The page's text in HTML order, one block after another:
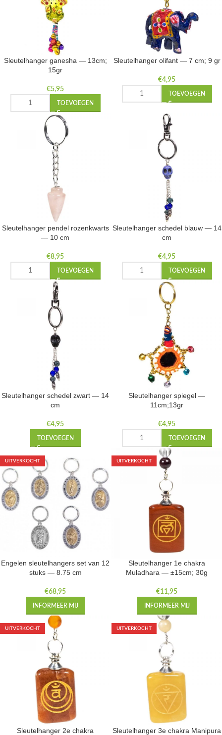
Sleutelhanger ganesha — 13cm;
15gr
€5,95
TOEVOEGEN
Sleutelhanger olifant — 7 cm; 9 gr
€4,95
TOEVOEGEN
Sleutelhanger pendel rozenkwarts
— 10 cm
€8,95
TOEVOEGEN
Sleutelhanger schedel blauw — 14
cm
€4,95
TOEVOEGEN
Sleutelhanger schedel zwart — 14
cm
€4,95
TOEVOEGEN
Sleutelhanger spiegel —
11cm;13gr
€4,95
TOEVOEGEN
UITVERKOCHT
Engelen sleutelhangers set van 12
stuks — 8.75 cm
€68,95
INFORMEER MIJ
UITVERKOCHT
Sleutelhanger 1e chakra
Muladhara — ±15cm; 30g
€11,95
INFORMEER MIJ
UITVERKOCHT
Sleutelhanger 2e chakra
UITVERKOCHT
Sleutelhanger 3e chakra Manipura